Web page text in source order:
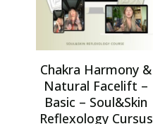
Chakra Harmony &
Natural Facelift –
Basic – Soul&Skin
Reflexology Cursus